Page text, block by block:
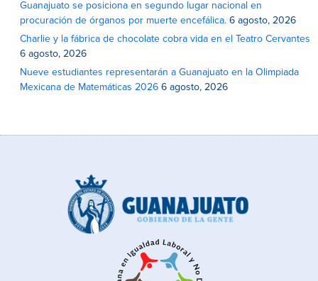
Guanajuato se posiciona en segundo lugar nacional en
procuración de órganos por muerte encefálica. 6 agosto, 2026
Charlie y la fábrica de chocolate cobra vida en el Teatro Cervantes
6 agosto, 2026
Nueve estudiantes representarán a Guanajuato en la Olimpiada
Mexicana de Matemáticas 2026 6 agosto, 2026